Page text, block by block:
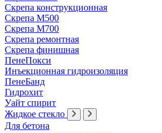
Скрепа конструкционная
Скрепа М500
Скрепа М700
Скрепа ремонтная
Скрепа финишная
ПенеПокси
Инъекционная гидроизоляция
ПенеБанд
Гидрохит
Уайт спирит
Жидкое стекло
Для бетона